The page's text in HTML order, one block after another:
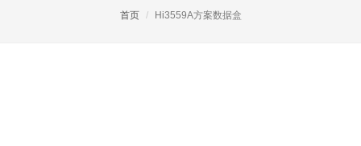
首页 Hi3559A方案数据盒